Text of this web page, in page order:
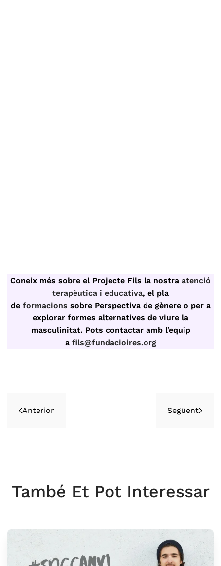
Coneix més sobre el Projecte Fils la nostra atenció
terapèutica i educativa, el pla
de formacions sobre Perspectiva de gènere o per a
explorar formes alternatives de viure la
masculinitat. Pots contactar amb l’equip
a fils@fundacioires.org
Anterior Següent
També Et Pot Interessar